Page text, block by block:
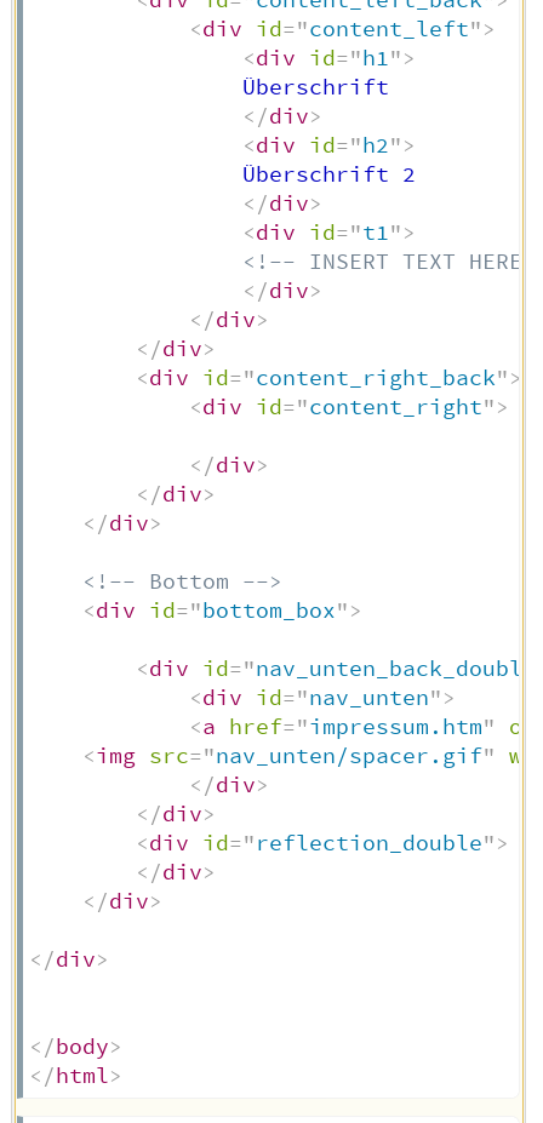
<div id="content_left">
<div id="h1">
                Überschrift
</div>
<div id="h2">
                Überschrift 2
</div>
<div id="t1">
<!-- INSERT TEXT HERE
</div>
</div>
</div>
<div id="content_right_back">
<div id="content_right">
</div>
</div>
</div>
<!-- Bottom -->
<div id="bottom_box">
<div id="nav_unten_back_double
<div id="nav_unten">
<a href="impressum.htm"
<img src="nav_unten/spacer.gif"
</div>
</div>
<div id="reflection_double">
</div>
</div>
</div>
</body>
</html>